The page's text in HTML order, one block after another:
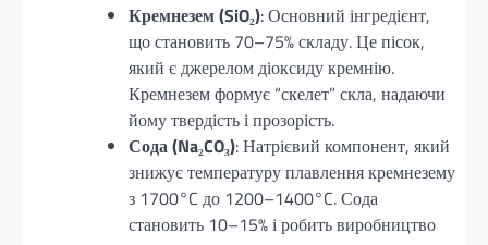
Кремнезем (SiO₂): Основний інгредієнт,
що становить 70–75% складу. Це пісок,
який є джерелом діоксиду кремнію.
Кремнезем формує “скелет” скла, надаючи
йому твердість і прозорість.
Сода (Na₂CO₃): Натрієвий компонент, який
знижує температуру плавлення кремнезему
з 1700°C до 1200–1400°C. Сода
становить 10–15% і робить виробництво